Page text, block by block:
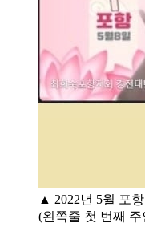
▲ 2022년 5월 포
(왼쪽줄 첫 번째 주